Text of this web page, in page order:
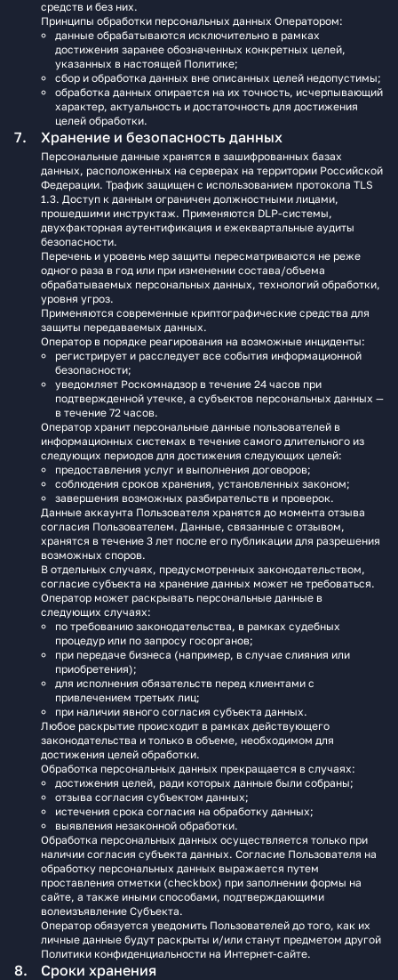
средств и без них.
Принципы обработки персональных данных Оператором:
данные обрабатываются исключительно в рамках
достижения заранее обозначенных конкретных целей,
указанных в настоящей Политике;
сбор и обработка данных вне описанных целей недопустимы;
обработка данных опирается на их точность, исчерпывающий
характер, актуальность и достаточность для достижения
целей обработки.
Хранение и безопасность данных
Персональные данные хранятся в зашифрованных базах
данных, расположенных на серверах на территории Российской
Федерации. Трафик защищен с использованием протокола TLS
1.3. Доступ к данным ограничен должностными лицами,
прошедшими инструктаж. Применяются DLP‑системы,
двухфакторная аутентификация и ежеквартальные аудиты
безопасности.
Перечень и уровень мер защиты пересматриваются не реже
одного раза в год или при изменении состава/объема
обрабатываемых персональных данных, технологий обработки,
уровня угроз.
Применяются современные криптографические средства для
защиты передаваемых данных.
Оператор в порядке реагирования на возможные инциденты:
регистрирует и расследует все события информационной
безопасности;
уведомляет Роскомнадзор в течение 24 часов при
подтвержденной утечке, а субъектов персональных данных —
в течение 72 часов.
Оператор хранит персональные данные пользователей в
информационных системах в течение самого длительного из
следующих периодов для достижения следующих целей:
предоставления услуг и выполнения договоров;
соблюдения сроков хранения, установленных законом;
завершения возможных разбирательств и проверок.
Данные аккаунта Пользователя хранятся до момента отзыва
согласия Пользователем. Данные, связанные с отзывом,
хранятся в течение 3 лет после его публикации для разрешения
возможных споров.
В отдельных случаях, предусмотренных законодательством,
согласие субъекта на хранение данных может не требоваться.
Оператор может раскрывать персональные данные в
следующих случаях:
по требованию законодательства, в рамках судебных
процедур или по запросу госорганов;
при передаче бизнеса (например, в случае слияния или
приобретения);
для исполнения обязательств перед клиентами с
привлечением третьих лиц;
при наличии явного согласия субъекта данных.
Любое раскрытие происходит в рамках действующего
законодательства и только в объеме, необходимом для
достижения целей обработки.
Обработка персональных данных прекращается в случаях:
достижения целей, ради которых данные были собраны;
отзыва согласия субъектом данных;
истечения срока согласия на обработку данных;
выявления незаконной обработки.
Обработка персональных данных осуществляется только при
наличии согласия субъекта данных. Согласие Пользователя на
обработку персональных данных выражается путем
проставления отметки (checkbox) при заполнении формы на
сайте, а также иными способами, подтверждающими
волеизъявление Субъекта.
Оператор обязуется уведомить Пользователей до того, как их
личные данные будут раскрыты и/или станут предметом другой
Политики конфиденциальности на Интернет-сайте.
Сроки хранения